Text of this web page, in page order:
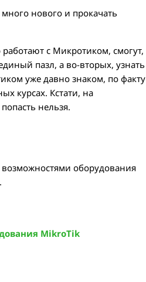
много нового и прокачать
с Микротиком, смогут,
пазл, а во-вторых, узнать
уже давно знаком, по факту
курсах. Кстати, на
нельзя.
оборудования
MikroTik